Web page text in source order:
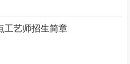
工艺师招生简章